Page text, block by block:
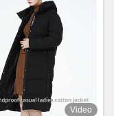
Video